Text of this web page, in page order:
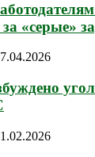
за «серые»